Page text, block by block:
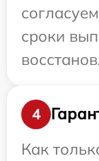
сроки
4
Как